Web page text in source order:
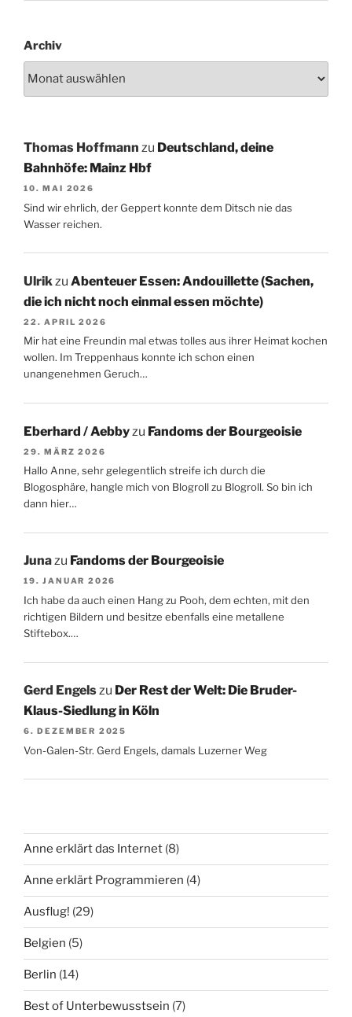
Archiv
Thomas Hoffmann zu Deutschland, deine
Bahnhöfe: Mainz Hbf
10. MAI 2026
Sind wir ehrlich, der Geppert konnte dem Ditsch nie das
Wasser reichen.
Ulrikzu Abenteuer Essen: Andouillette (Sachen,
die ich nicht noch einmal essen möchte)
22. APRIL 2026
Mir hat eine Freundin mal etwas tolles aus ihrer Heimat kochen
wollen. Im Treppenhaus konnte ich schon einen
unangenehmen Geruch…
Eberhard / Aebby zu Fandoms der Bourgeoisie
29. MÄRZ 2026
Hallo Anne, sehr gelegentlich streife ich durch die
Blogosphäre, hangle mich von Blogroll zu Blogroll. So bin ich
dann hier…
Junazu Fandoms der Bourgeoisie
19. JANUAR 2026
Ich habe da auch einen Hang zu Pooh, dem echten, mit den
richtigen Bildern und besitze ebenfalls eine metallene
Stiftebox.…
Gerd Engelszu Der Rest der Welt: Die Bruder-
Klaus-Siedlung in Köln
6. DEZEMBER 2025
Von-Galen-Str. Gerd Engels, damals Luzerner Weg
Anne erklärt das Internet (8)
Anne erklärt Programmieren (4)
Ausflug! (29)
Belgien (5)
Berlin (14)
Best of Unterbewusstsein (7)